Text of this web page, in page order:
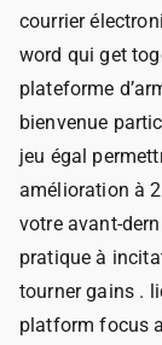
courrier
word qui get
plateforme
bienvenue
jeu égal
amélioration à
votre avant-
pratique à
tourner gains .
platform focus